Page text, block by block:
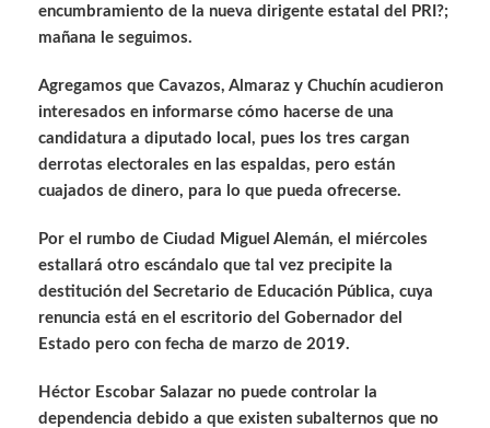
encumbramiento de la nueva dirigente estatal del PRI?;
mañana le seguimos.
Agregamos que Cavazos, Almaraz y Chuchín acudieron
interesados en informarse cómo hacerse de una
candidatura a diputado local, pues los tres cargan
derrotas electorales en las espaldas, pero están
cuajados de dinero, para lo que pueda ofrecerse.
Por el rumbo de Ciudad Miguel Alemán, el miércoles
estallará otro escándalo que tal vez precipite la
destitución del Secretario de Educación Pública, cuya
renuncia está en el escritorio del Gobernador del
Estado pero con fecha de marzo de 2019.
Héctor Escobar Salazar no puede controlar la
dependencia debido a que existen subalternos que no